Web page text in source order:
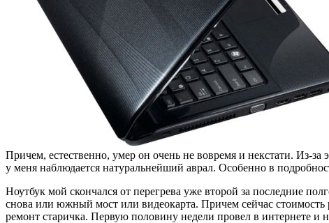
Причем, естественно, умер он очень не вовремя и некстати. Из-
у меня наблюдается натуральнейший аврал. Особенно в
Ноутбук мой скончался от перегрева уже второй за последние
снова или южный мост или видеокарта. Причем сейчас стоимость
ремонт старичка. Первую половину недели провел в интернете и